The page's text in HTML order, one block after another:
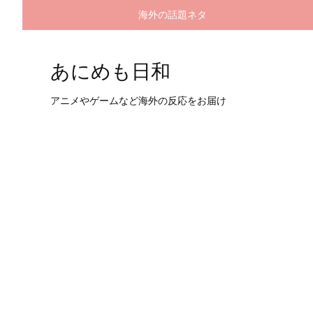
海外の話題ネタ
あにめも日和
アニメやゲームなど海外の反応をお届け